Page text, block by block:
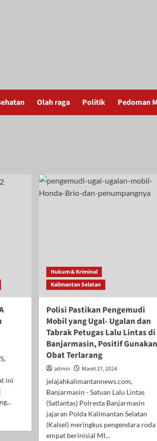
Olah raga Politik Pedoman
ini
Hukum & Kriminal
Kalimantan Selatan
Polisi Pastikan Pengemudi
Mobil yang Ugal- Ugalan dan
Tabrak Petugas Lalu Lintas di
Banjarmasin, Positif Gunakan
Obat Terlarang
admin
Maret 27, 2024
jelajahkalimantannews.com,
Banjarmasin - Satuan Lalu Lintas
(Satlantas) Polresta Banjarmasin
jajaran Polda Kalimantan Selatan
(Kalsel) meringkus pengendara roda
empat berinisial MI...